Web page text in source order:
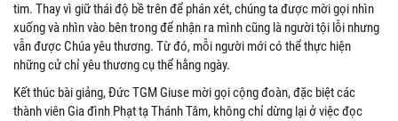
tim. Thay vì giữ thái độ bề trên để phán xét, chúng ta được mời gọi nhìn
xuống và nhìn vào bên trong để nhận ra mình cũng là người tội lỗi nhưng
vẫn được Chúa yêu thương. Từ đó, mỗi người mới có thể thực hiện
những cử chỉ yêu thương cụ thể hằng ngày.
Kết thúc bài giảng, Đức TGM Giuse mời gọi cộng đoàn, đặc biệt các
thành viên Gia đình Phạt tạ Thánh Tâm, không chỉ dừng lại ở việc đọc